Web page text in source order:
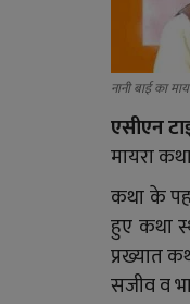
नानी बाई का
एसीएन
मायरा
कथा के
हुए कथा
प्रख्यात
सजीव व